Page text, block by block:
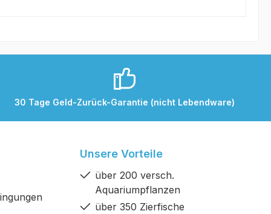
30 Tage Geld-Zurück-Garantie (nicht Lebendware)
Unsere Vorteile
über 200 versch.
Aquariumpflanzen
über 350 Zierfische